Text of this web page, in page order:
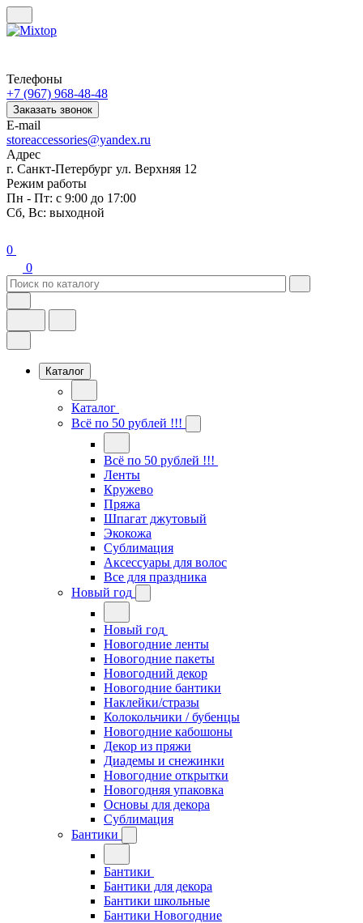
Телефоны
+7 (967) 968-48-48
Заказать звонок
E-mail
storeaccessories@yandex.ru
Адрес
г. Санкт-Петербург ул. Верхняя 12
Режим работы
Пн - Пт: с 9:00 до 17:00
Сб, Вс: выходной
0
0
Каталог
Каталог
Всё по 50 рублей !!!
Всё по 50 рублей !!!
Ленты
Кружево
Пряжа
Шпагат джутовый
Экокожа
Сублимация
Аксессуары для волос
Все для праздника
Новый год
Новый год
Новогодние ленты
Новогодние пакеты
Новогодний декор
Новогодние бантики
Наклейки/стразы
Колокольчики / бубенцы
Новогодние кабошоны
Декор из пряжи
Диадемы и снежинки
Новогодние открытки
Новогодняя упаковка
Основы для декора
Сублимация
Бантики
Бантики
Бантики для декора
Бантики школьные
Бантики Новогодние